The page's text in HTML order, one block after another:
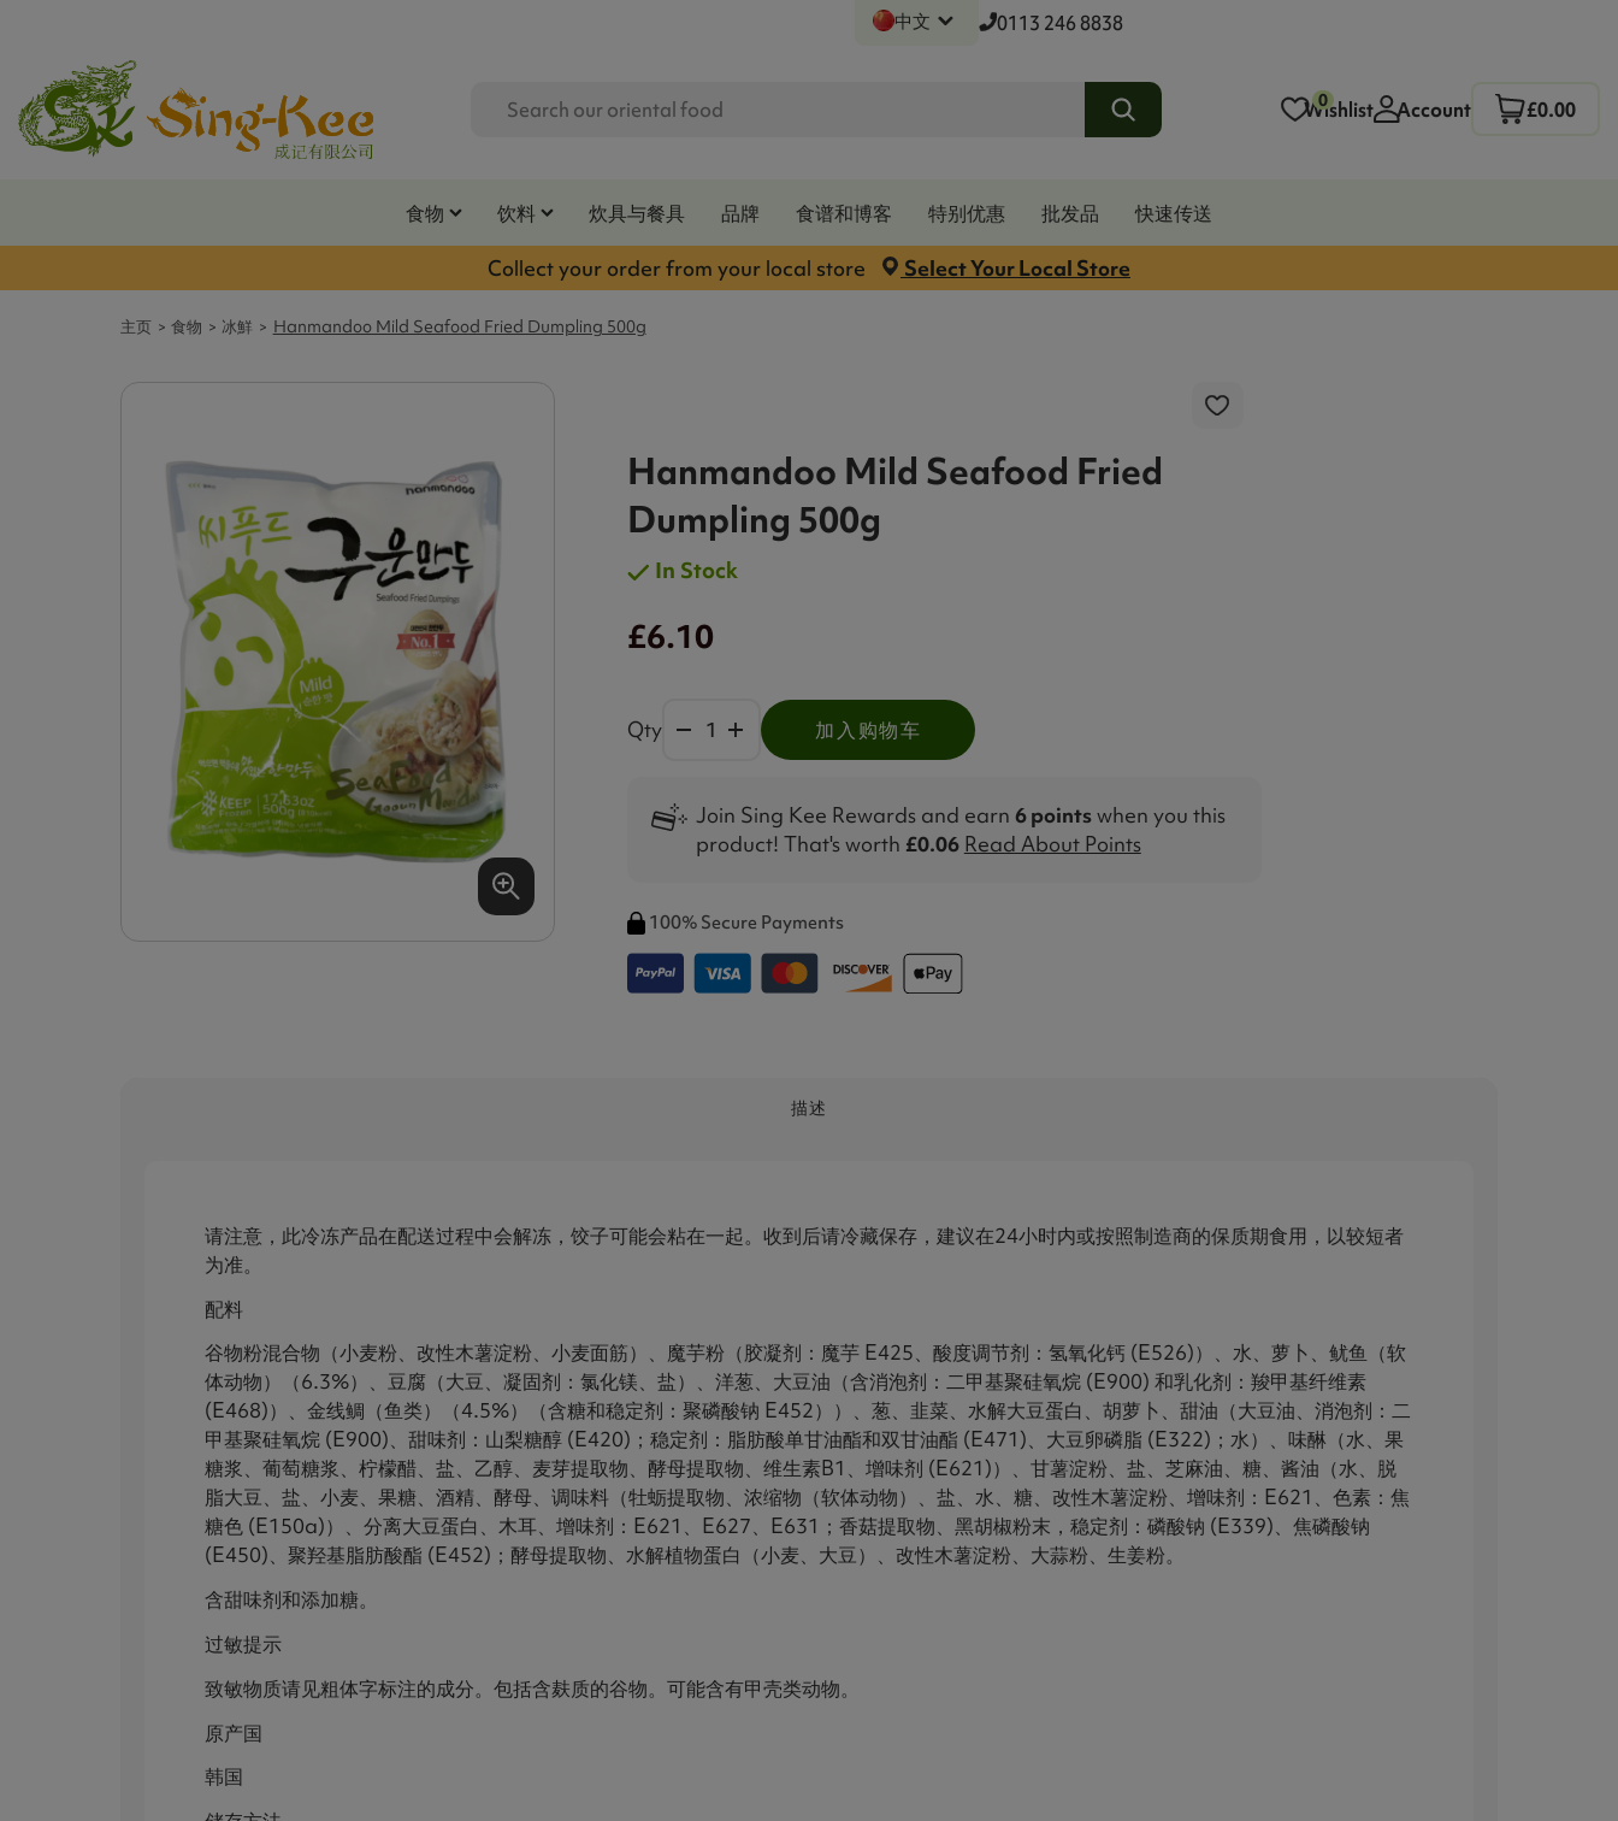
中文 0113 246 8838
0
Wishlist Account £0.00
食物 饮料 炊具与餐具 品牌 食谱和博客 特别优惠 批发品
快速传送
Collect your order from your local store
Select Your Local Store
主页 食物 冰鮮 Hanmandoo Mild Seafood Fried Dumpling 500g
Hanmandoo Mild Seafood Fried
Dumpling 500g
In Stock
£6.10
Qty 加入购物车
Join Sing Kee Rewards and earn 6 pointswhen you this
product! That's worth £0.06 Read About Points
100% Secure Payments
描述
请注意，此冷冻产品在配送过程中会解冻，饺子可能会粘在一起。收到后请冷藏保存，建议在24小时内或按照制造商的保质期食用，以较短者
为准。
配料
谷物粉混合物（小麦粉、改性木薯淀粉、小麦面筋）、魔芋粉（胶凝剂：魔芋 E425、酸度调节剂：氢氧化钙 (E526)）、水、萝卜、鱿鱼（软
体动物）（6.3%）、豆腐（大豆、凝固剂：氯化镁、盐）、洋葱、大豆油（含消泡剂：二甲基聚硅氧烷 (E900) 和乳化剂：羧甲基纤维素
(E468)）、金线鲷（鱼类）（4.5%）（含糖和稳定剂：聚磷酸钠 E452））、葱、韭菜、水解大豆蛋白、胡萝卜、甜油（大豆油、消泡剂：二
甲基聚硅氧烷 (E900)、甜味剂：山梨糖醇 (E420)；稳定剂：脂肪酸单甘油酯和双甘油酯 (E471)、大豆卵磷脂 (E322)；水）、味醂（水、果
糖浆、葡萄糖浆、柠檬醋、盐、乙醇、麦芽提取物、酵母提取物、维生素B1、增味剂 (E621)）、甘薯淀粉、盐、芝麻油、糖、酱油（水、脱
脂大豆、盐、小麦、果糖、酒精、酵母、调味料（牡蛎提取物、浓缩物（软体动物）、盐、水、糖、改性木薯淀粉、增味剂：E621、色素：焦
糖色 (E150a)）、分离大豆蛋白、木耳、增味剂：E621、E627、E631；香菇提取物、黑胡椒粉末，稳定剂：磷酸钠 (E339)、焦磷酸钠
(E450)、聚羟基脂肪酸酯 (E452)；酵母提取物、水解植物蛋白（小麦、大豆）、改性木薯淀粉、大蒜粉、生姜粉。
含甜味剂和添加糖。
过敏提示
致敏物质请见粗体字标注的成分。包括含麸质的谷物。可能含有甲壳类动物。
原产国
韩国